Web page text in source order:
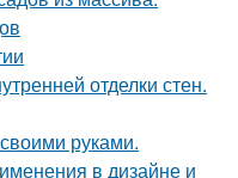
отделки стен.
руками.
в дизайне и